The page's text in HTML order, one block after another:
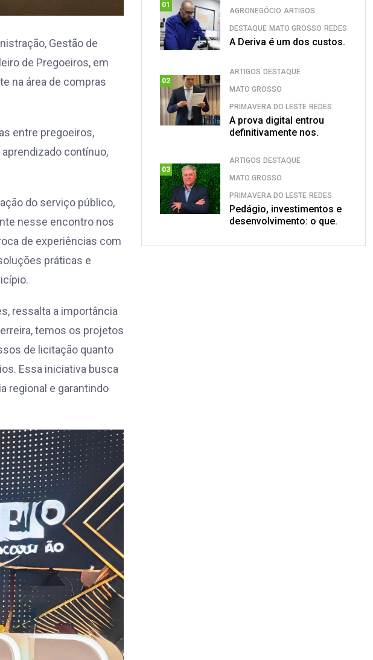
Gestão de
de Pregoeiros, em
na área de compras
entre pregoeiros,
contínuo,
do serviço público,
nesse encontro nos
de experiências com
práticas e
ressalta a importância
temos os projetos
de licitação quanto
Essa iniciativa busca
regional e garantindo
01
AGRONEGÓCIO ARTIGOS
DESTAQUE MATO GROSSO REDES
A Deriva é um dos custos.
02
ARTIGOS DESTAQUE
MATO GROSSO
PRIMAVERA DO LESTE REDES
A prova digital entrou
definitivamente nos.
03
ARTIGOS DESTAQUE
MATO GROSSO
PRIMAVERA DO LESTE REDES
Pedágio, investimentos e
desenvolvimento: o que.